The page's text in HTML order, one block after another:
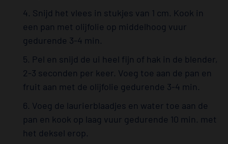
4. Snijd het vlees in stukjes van 1 cm. Kook in
een pan met olijfolie op middelhoog vuur
gedurende 3-4 min.
5. Pel en snijd de ui heel fijn of hak in de blender,
2-3 seconden per keer. Voeg toe aan de pan en
fruit aan met de olijfolie gedurende 3-4 min.
6. Voeg de laurierblaadjes en water toe aan de
pan en kook op laag vuur gedurende 10 min. met
het deksel erop.